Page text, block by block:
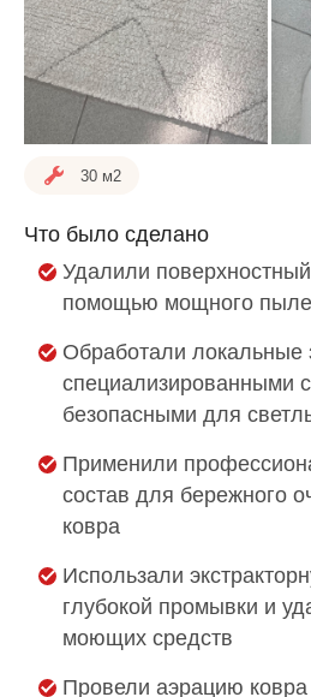
30 м2
Что было сделано
Удалили
помощью мощного
Обработали локальные
специализированными
безопасными для
Применили
состав для бережного
ковра
Использали
глубокой промывки и
моющих средств
Провели аэрацию ковра